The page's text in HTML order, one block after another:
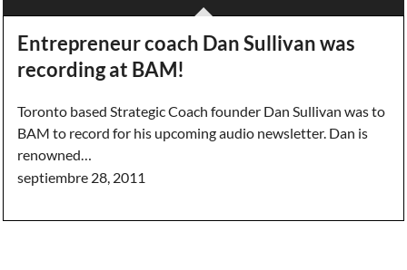
Entrepreneur coach Dan Sullivan was
recording at BAM!
Toronto based Strategic Coach founder Dan Sullivan was to
BAM to record for his upcoming audio newsletter. Dan is
renowned…
septiembre 28, 2011